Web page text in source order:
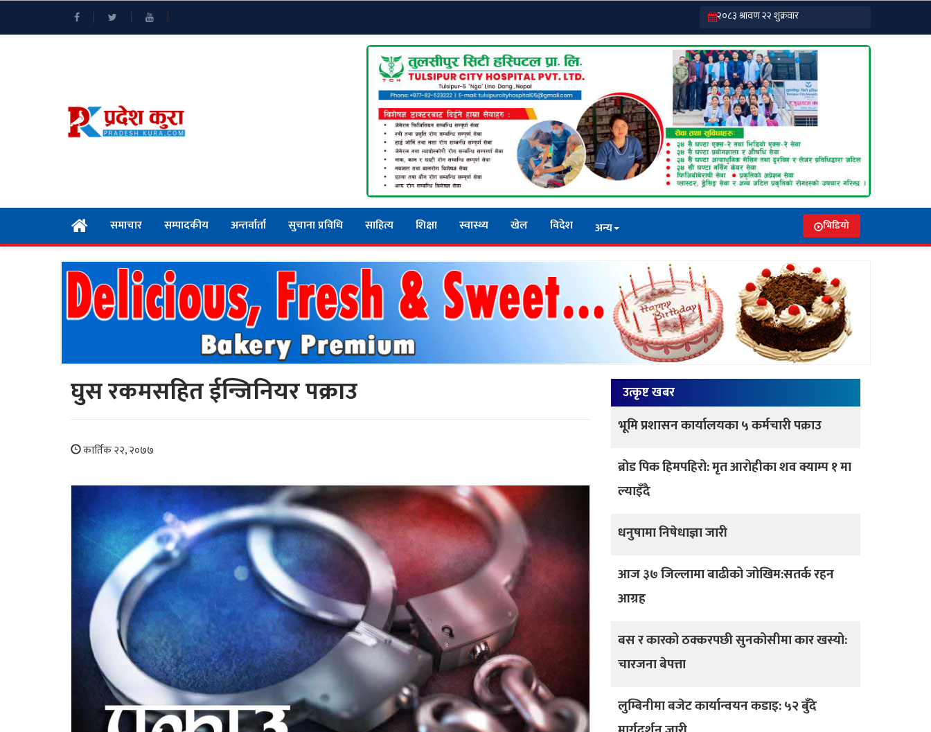
समाचार सम्पादकीय अन्तर्वार्ता सुचाना प्रविधि साहित्य शिक्षा स्वास्थ्य खेल विदेश अन्य भिडियो
घुस रकमसहित ईन्जिनियर पक्राउ
कार्तिक २२, २०७७
उत्कृष्ट खबर
भूमि प्रशासन कार्यालयका ५ कर्मचारी पक्राउ
ब्रोड पिक हिमपहिरो: मृत आरोहीका शव क्याम्प १ मा
ल्याइँदै
धनुषामा निषेधाज्ञा जारी
आज ३७ जिल्लामा बाढीको जोखिम:सतर्क रहन
आग्रह
बस र कारको ठक्करपछी सुनकोसीमा कार खस्यो:
चारजना बेपत्ता
लुम्बिनीमा बजेट कार्यान्वयन कडाइ: ५२ बुँदे